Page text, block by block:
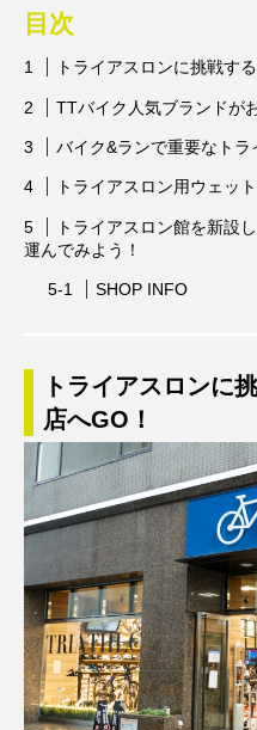
目次
トライアスロンに挑戦す
TTバイク人気ブランドが
バイク&ランで重要なトラ
トライアスロン用ウェッ
トライアスロン館を新設
運んでみよう！
SHOP INFO
トライアスロンに
店へGO！